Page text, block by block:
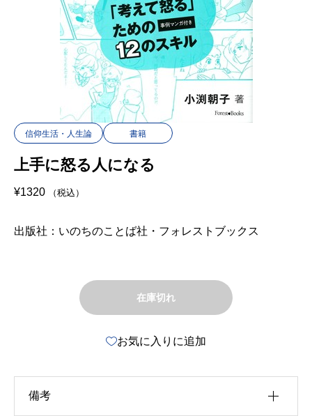
信仰生活・人生論 書籍
上手に怒る人になる
¥1320 （税込）
出版社：いのちのことば社・フォレストブックス
在庫切れ
お気に入りに追加
備考